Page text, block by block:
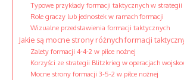
Typowe przykłady formacji taktycznych w strategii
Role graczy lub jednostek w ramach formacji
Wizualne przedstawienia formacji taktycznych
Jakie są mocne strony różnych formacji
Zalety formacji 4-4-2 w piłce nożnej
Korzyści ze strategii Blitzkrieg w operacjach
Mocne strony formacji 3-5-2 w piłce nożnej